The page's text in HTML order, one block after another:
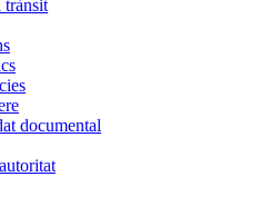
trànsit
documental